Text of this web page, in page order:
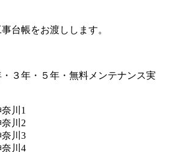
台帳をお渡しします。
３年・５年・無料メンテナンス実